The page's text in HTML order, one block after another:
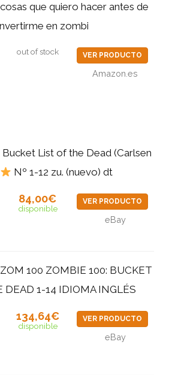
que quiero hacer antes de
en zombi
out of stock VER PRODUCTO
Amazon.es
List of the Dead (Carlsen
Nº 1-12 zu. (nuevo) dt
84,00€
disponible
VER PRODUCTO
eBay
100 ZOMBIE 100: BUCKET
DEAD 1-14 IDIOMA INGLÉS
134,64€
disponible
VER PRODUCTO
eBay